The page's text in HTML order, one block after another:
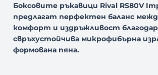
Боксовите ръкавици RivalRS80V
предлагат перфектен баланс
комфорт и издръжливост
свръхустойчива микрофибърна
формована пяна.